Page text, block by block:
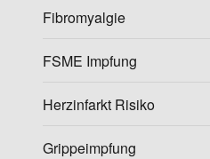
Fibromyalgie
FSME Impfung
Herzinfarkt Risiko
Grippeimpfung